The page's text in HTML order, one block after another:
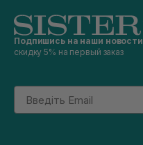
Подпишись на наши новости
скидку 5% на первый заказ
Email